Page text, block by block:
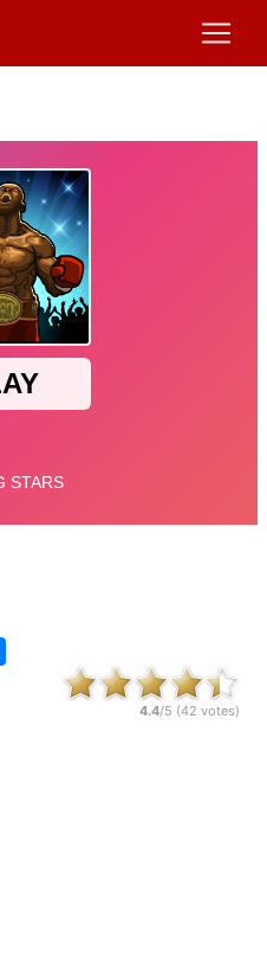
4.4/5 (42 votes)